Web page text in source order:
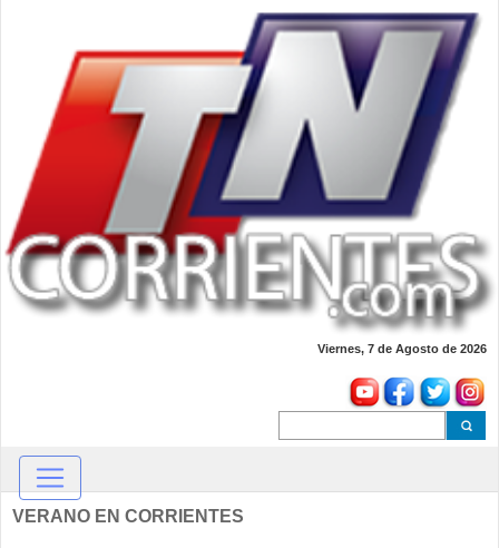
Viernes, 7 de Agosto de 2026
VERANO EN CORRIENTES